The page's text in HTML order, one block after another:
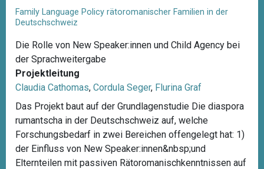
Family Language Policy rätoromanischer Familien in der
Deutschschweiz
Die Rolle von New Speaker:innen und Child Agency bei
der Sprachweitergabe
Projektleitung
Claudia Cathomas, Cordula Seger, Flurina Graf
Das Projekt baut auf der Grundlagenstudie Die diaspora
rumantscha in der Deutschschweiz auf, welche
Forschungsbedarf in zwei Bereichen offengelegt hat: 1)
der Einfluss von New Speaker:innen&nbsp;und
Elternteilen mit passiven Rätoromanischkenntnissen auf